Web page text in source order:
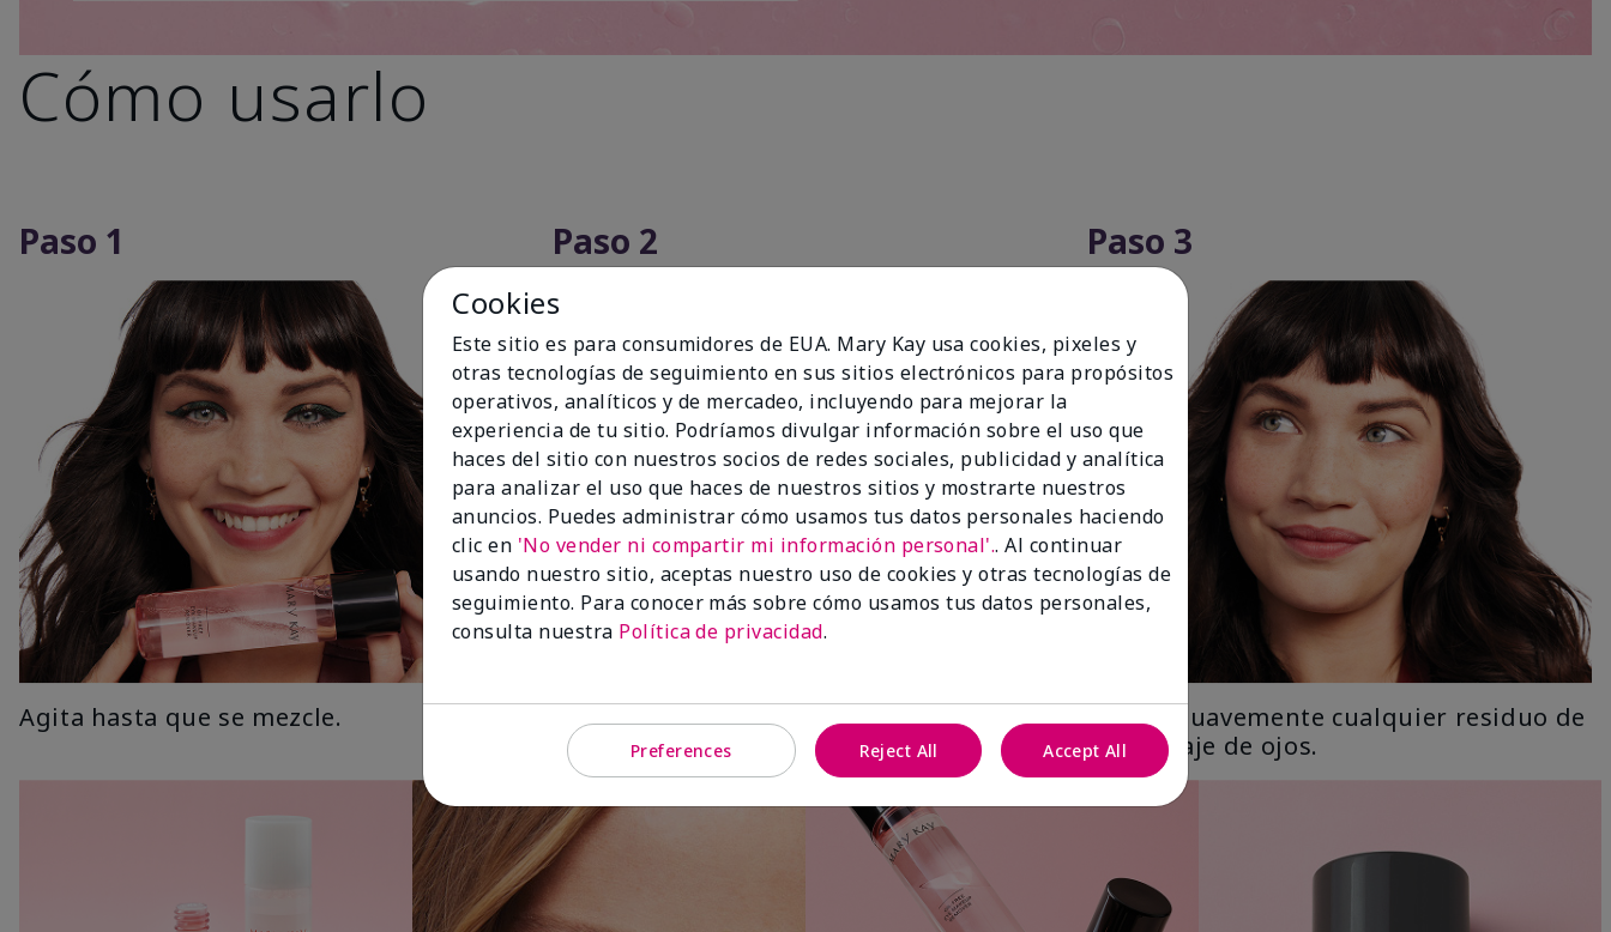
Cómo usarlo
Paso 1
Agita hasta que se mezcle.
Paso 2
Aplica una pequeña cantidad a una
bolita o almohadilla de algodón.
Paso 3
Limpia suavemente cualquier residuo de
maquillaje de ojos.
Cookies
Este sitio es para consumidores de EUA. Mary Kay usa cookies, pixeles y
otras tecnologías de seguimiento en sus sitios electrónicos para propósitos
operativos, analíticos y de mercadeo, incluyendo para mejorar la
experiencia de tu sitio. Podríamos divulgar información sobre el uso que
haces del sitio con nuestros socios de redes sociales, publicidad y analítica
para analizar el uso que haces de nuestros sitios y mostrarte nuestros
anuncios. Puedes administrar cómo usamos tus datos personales haciendo
clic en 'No vender ni compartir mi información personal'.. Al continuar
usando nuestro sitio, aceptas nuestro uso de cookies y otras tecnologías de
seguimiento. Para conocer más sobre cómo usamos tus datos personales,
consulta nuestra Política de privacidad.
Preferences Reject All Accept All